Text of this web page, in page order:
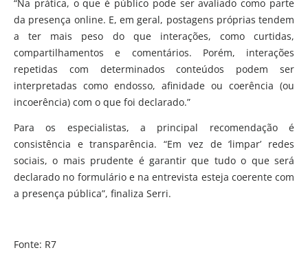
“Na prática, o que é público pode ser avaliado como parte
da presença online. E, em geral, postagens próprias tendem
a ter mais peso do que interações, como curtidas,
compartilhamentos e comentários. Porém, interações
repetidas com determinados conteúdos podem ser
interpretadas como endosso, afinidade ou coerência (ou
incoerência) com o que foi declarado.”
Para os especialistas, a principal recomendação é
consistência e transparência. “Em vez de ‘limpar’ redes
sociais, o mais prudente é garantir que tudo o que será
declarado no formulário e na entrevista esteja coerente com
a presença pública”, finaliza Serri.
Fonte: R7